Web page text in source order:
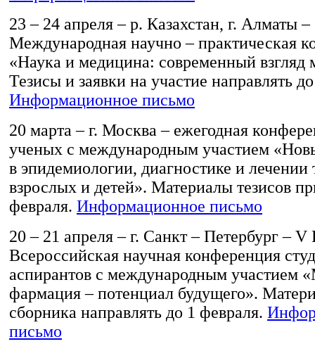
23 – 24 апреля – р. Казахстан, г. Алматы
Международная научно – практическая
«Наука и медицина: современный взгляд
Тезисы и заявки на участие направлять
Информационное письмо
20 марта – г. Москва – ежегодная
ученых с международным участием
в эпидемиологии, диагностике и лечении
взрослых и детей». Материалы тезисов
февраля. Информационное письмо
20 – 21 апреля – г. Санкт – Петербург –
Всероссийская научная конференция
аспирантов с международным участием
фармация – потенциал будущего».
сборника направлять до 1 февраля.
письмо